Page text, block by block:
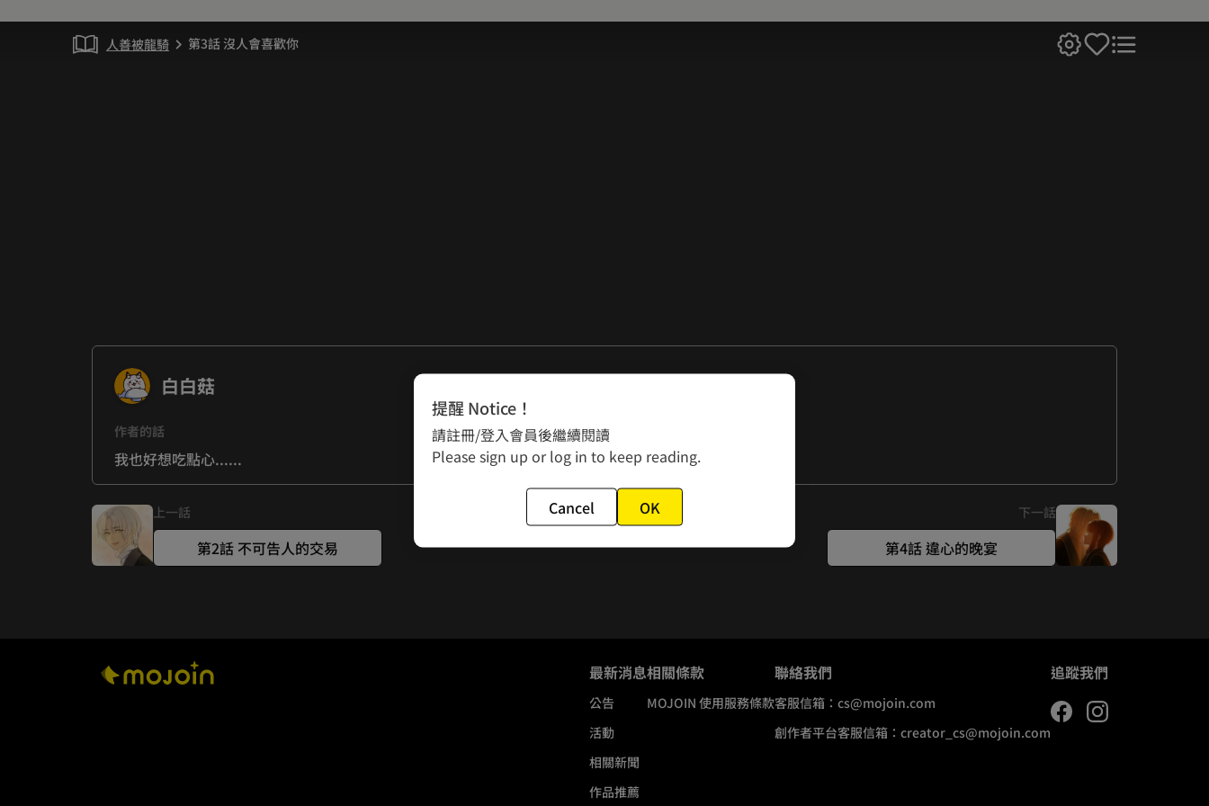
人善被龍騎 chevron_right 第3話 沒人會喜歡你
白白菇
作者的話
我也好想吃點心......
上一話
第2話 不可告人的交易
下一話
第4話 違心的晚宴
最新消息
公告
活動
相關新聞
作品推薦
相關條款
MOJOIN 使用服務條款
聯絡我們
客服信箱： cs@mojoin.com
創作者平台客服信箱： creator_cs@mojoin.com
追蹤我們
提醒 Notice！
請註冊/登入會員後繼續閱讀
Please sign up or log in to keep reading.
Cancel OK